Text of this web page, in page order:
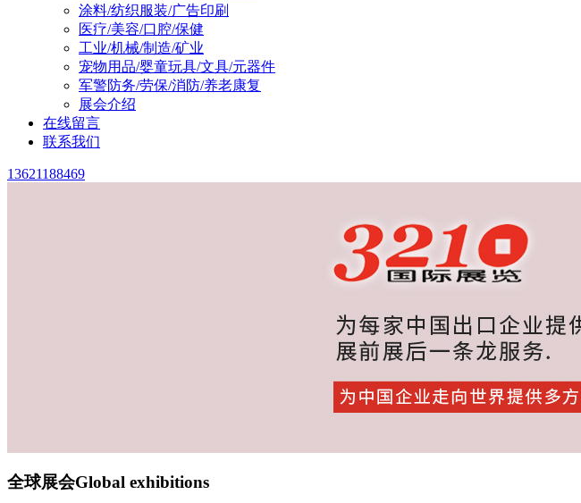
涂料/纺织服装/广告印刷
医疗/美容/口腔/保健
工业/机械/制造/矿业
宠物用品/婴童玩具/文具/元器件
军警防务/劳保/消防/养老康复
展会介绍
在线留言
联系我们
13621188469
全球展会Global exhibitions